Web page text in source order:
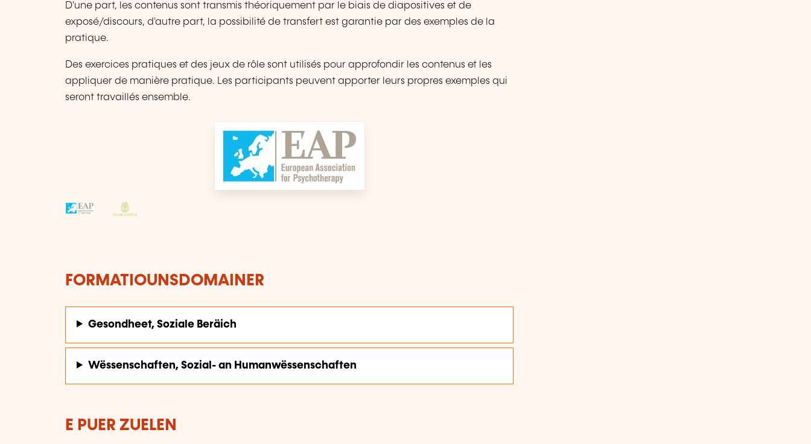
D'une part, les contenus sont transmis théoriquement par le biais de diapositives et de
exposé/discours, d'autre part, la possibilité de transfert est garantie par des exemples de la
pratique.
Des exercices pratiques et des jeux de rôle sont utilisés pour approfondir les contenus et les
appliquer de manière pratique. Les participants peuvent apporter leurs propres exemples qui
seront travaillés ensemble.
FORMATIOUNSDOMAINER
Gesondheet, Soziale Beräich
Wëssenschaften, Sozial- an Humanwëssenschaften
E PUER ZUELEN